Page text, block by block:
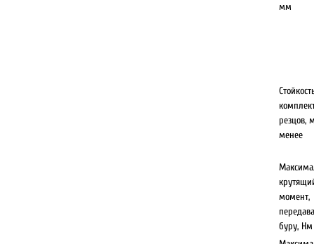
мм
резцов,
менее
момент,
буру, Нм